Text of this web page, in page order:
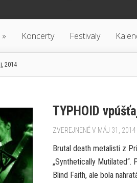
» Koncerty Festivaly
2014
TYPHOID
ZVEREJNENÉ V MÁJ 31, 2014
Brutal death metalisti z
„Synthetically Mutilated“.
Blind Faith, ale bola